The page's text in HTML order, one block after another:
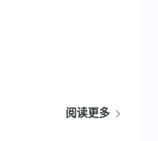
阅读更多